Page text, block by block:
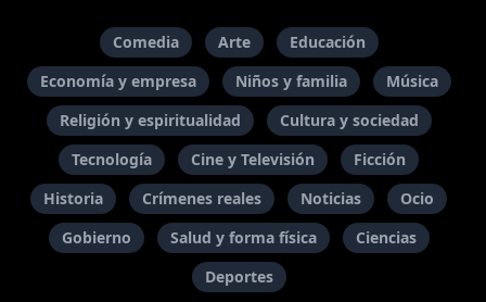
Comedia Arte
Educación
Economía y empresa
Niños y familia
Música
Religión y espiritualidad
Cultura y sociedad
Tecnología
Cine y Televisión
Ficción
Historia
Crímenes reales Noticias
Ocio
Gobierno
Salud y forma física
Ciencias
Deportes